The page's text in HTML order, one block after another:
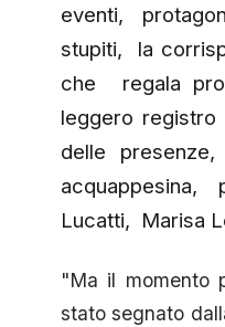
eventi,
stupiti, la
che regala
leggero
delle
Lucatti, Marisa
"Ma il momento
stato segnato